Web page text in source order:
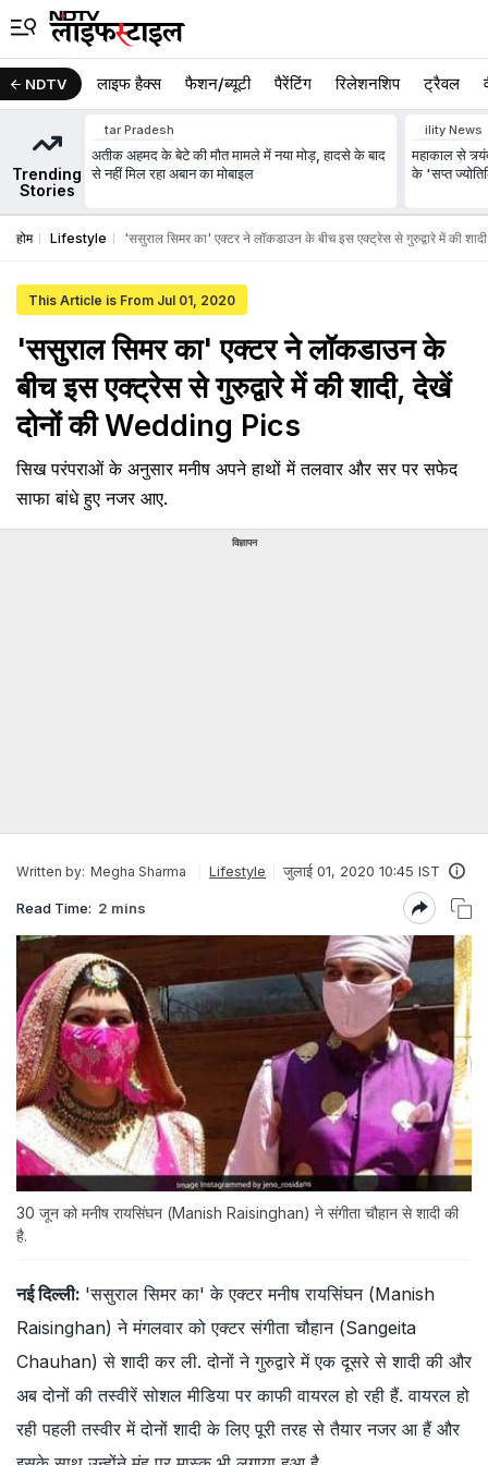
NDTV लाइफ हैक्स फैशन/ब्‍यूटी पैरेंटिंग रिलेशनशिप ट्रैवल
Trending
Stories
Uttar Pradesh
अतीक अहमद के बेटे की मौत मामले में नया मोड़, हादसे के बाद
से नहीं मिल रहा अबान का मोबाइल
Utility News
महाकाल से
के 'सप्त
होम Lifestyle 'ससुराल सिमर का' एक्टर ने लॉकडाउन के बीच इस एक्ट्रेस से गुरुद्वारे में की
This Article is From Jul 01, 2020
'ससुराल सिमर का' एक्टर ने लॉकडाउन के
बीच इस एक्ट्रेस से गुरुद्वारे में की शादी, देखें
दोनों की Wedding Pics
सिख परंपराओं के अनुसार मनीष अपने हाथों में तलवार और सर पर सफेद
साफा बांधे हुए नजर आए.
विज्ञापन
Written by: Megha Sharma Lifestyle जुलाई 01, 2020 10:45 IST
Read Time: 2 mins
30 जून को मनीष रायसिंघन (Manish Raisinghan) ने संगीता चौहान से शादी की
है.
नई दिल्ली: 'ससुराल सिमर का' के एक्टर मनीष रायसिंघन (Manish
Raisinghan) ने मंगलवार को एक्टर संगीता चौहान (Sangeita
Chauhan) से शादी कर ली. दोनों ने गुरुद्वारे में एक दूसरे से शादी की और
अब दोनों की तस्वीरें सोशल मीडिया पर काफी वायरल हो रही हैं. वायरल हो
रही पहली तस्वीर में दोनों शादी के लिए पूरी तरह से तैयार नजर आ हैं और